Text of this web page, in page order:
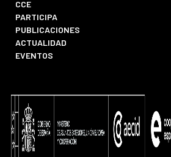
CCE
PARTICIPA
PUBLICACIONES
ACTUALIDAD
EVENTOS